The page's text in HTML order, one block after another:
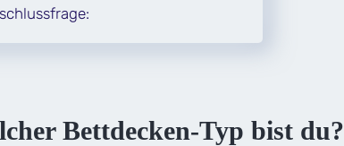
Bettdecken-Typ bist du?